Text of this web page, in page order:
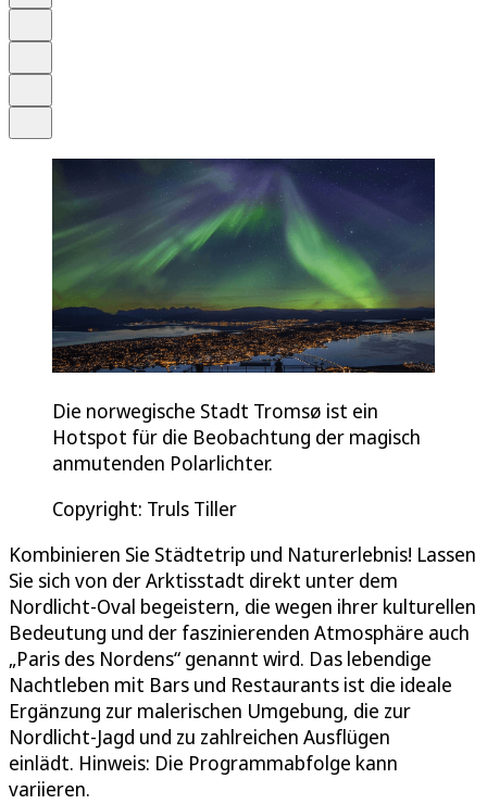
Die norwegische Stadt Tromsø ist ein
Hotspot für die Beobachtung der magisch
anmutenden Polarlichter.
Copyright: Truls Tiller
Kombinieren Sie Städtetrip und Naturerlebnis! Lassen
Sie sich von der Arktisstadt direkt unter dem
Nordlicht-Oval begeistern, die wegen ihrer kulturellen
Bedeutung und der faszinierenden Atmosphäre auch
„Paris des Nordens“ genannt wird. Das lebendige
Nachtleben mit Bars und Restaurants ist die ideale
Ergänzung zur malerischen Umgebung, die zur
Nordlicht-Jagd und zu zahlreichen Ausflügen
einlädt. Hinweis: Die Programmabfolge kann
variieren.